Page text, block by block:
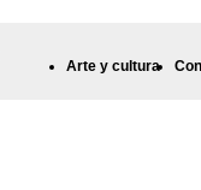
Arte y cultura